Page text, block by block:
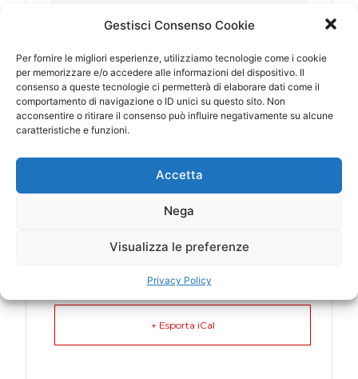
Gestisci Consenso Cookie
Per fornire le migliori esperienze, utilizziamo tecnologie come i cookie
per memorizzare e/o accedere alle informazioni del dispositivo. Il
consenso a queste tecnologie ci permetterà di elaborare dati come il
comportamento di navigazione o ID unici su questo sito. Non
acconsentire o ritirare il consenso può influire negativamente su alcune
caratteristiche e funzioni.
Accetta
Nega
Visualizza le preferenze
Privacy Policy
LUOGO
Gay Village (RM)
CATEGORIA
+ Esporta iCal